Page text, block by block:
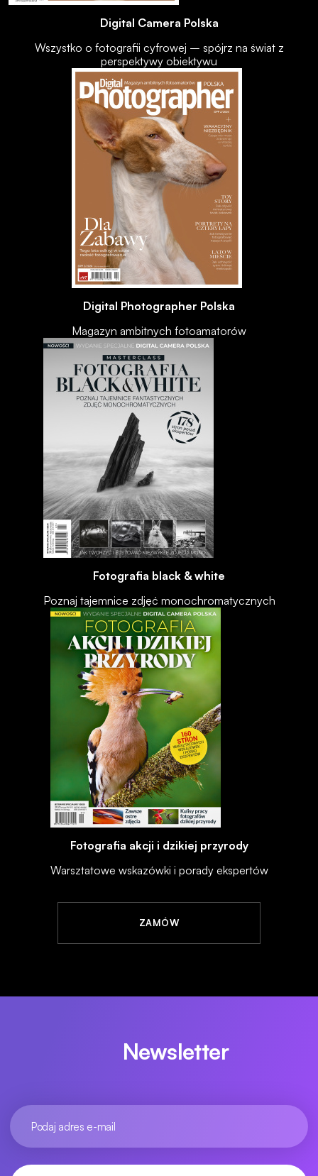
Digital Camera Polska
Wszystko o fotografii cyfrowej – spójrz na świat z
perspektywy obiektywu
Digital Photographer Polska
Magazyn ambitnych fotoamatorów
Fotografia black & white
Poznaj tajemnice zdjęć monochromatycznych
Fotografia akcji i dzikiej przyrody
Warsztatowe wskazówki i porady ekspertów
ZAMÓW
Newsletter